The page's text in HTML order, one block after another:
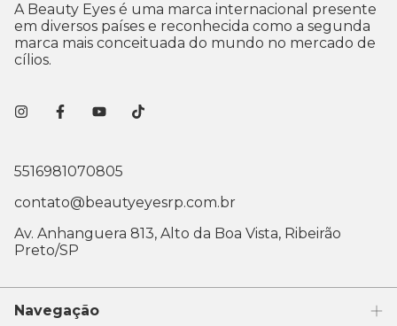
A Beauty Eyes é uma marca internacional presente
em diversos países e reconhecida como a segunda
marca mais conceituada do mundo no mercado de
cílios.
5516981070805
contato@beautyeyesrp.com.br
Av. Anhanguera 813, Alto da Boa Vista, Ribeirão
Preto/SP
Navegação